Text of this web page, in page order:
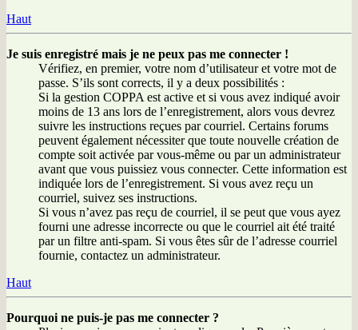
Haut
Je suis enregistré mais je ne peux pas me connecter !
Vérifiez, en premier, votre nom d’utilisateur et votre mot de
passe. S’ils sont corrects, il y a deux possibilités :
Si la gestion COPPA est active et si vous avez indiqué avoir
moins de 13 ans lors de l’enregistrement, alors vous devrez
suivre les instructions reçues par courriel. Certains forums
peuvent également nécessiter que toute nouvelle création de
compte soit activée par vous-même ou par un administrateur
avant que vous puissiez vous connecter. Cette information est
indiquée lors de l’enregistrement. Si vous avez reçu un
courriel, suivez ses instructions.
Si vous n’avez pas reçu de courriel, il se peut que vous ayez
fourni une adresse incorrecte ou que le courriel ait été traité
par un filtre anti-spam. Si vous êtes sûr de l’adresse courriel
fournie, contactez un administrateur.
Haut
Pourquoi ne puis-je pas me connecter ?